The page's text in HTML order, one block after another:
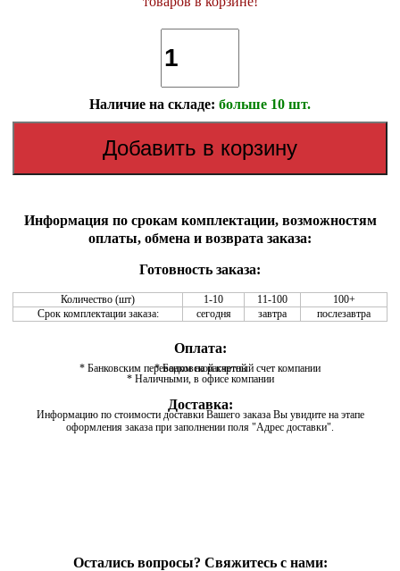
Наличие на складе: больше 10 шт.
Информация по срокам комплектации, возможностям
оплаты, обмена и возврата заказа:
Готовность заказа:
Количество (шт) 1-10 11-100
100+
Срок комплектации заказа:
сегодня завтра послезавтра
Оплата:
* Банковским переводом на расчетный счет компании
* Банковской картой
* Наличными, в офисе компании
Доставка:
Информацию по стоимости доставки Вашего заказа Вы увидите на этапе
оформления заказа при заполнении поля "Адрес доставки".
Остались вопросы? Свяжитесь с нами: